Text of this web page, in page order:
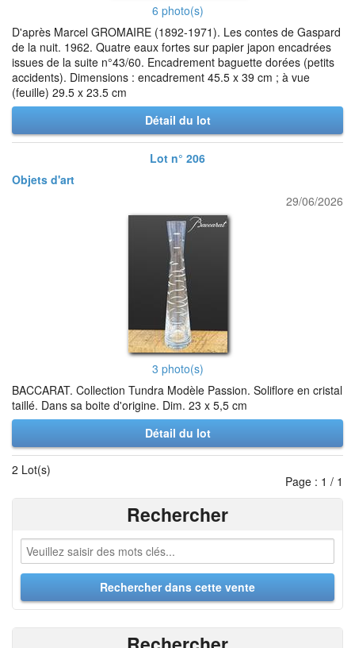
6 photo(s)
D'après Marcel GROMAIRE (1892-1971). Les contes de Gaspard
de la nuit. 1962. Quatre eaux fortes sur papier japon encadrées
issues de la suite n°43/60. Encadrement baguette dorées (petits
accidents). Dimensions : encadrement 45.5 x 39 cm ; à vue
(feuille) 29.5 x 23.5 cm
Détail du lot
Lot n° 206
Objets d'art
29/06/2026
3 photo(s)
BACCARAT. Collection Tundra Modèle Passion. Soliflore en cristal
taillé. Dans sa boite d'origine. Dim. 23 x 5,5 cm
Détail du lot
2 Lot(s)
Page : 1 / 1
Rechercher